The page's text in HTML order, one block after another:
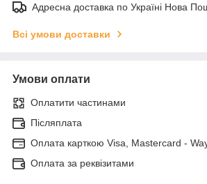
Адресна доставка по Україні Нова
Всі умови доставки
Умови оплати
Оплатити частинами
Післяплата
Оплата карткою Visa, Mastercard -
Оплата за реквізитами